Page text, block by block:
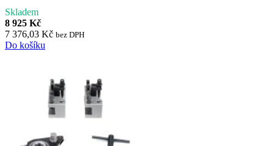
Skladem
8 925 Kč
7 376,03 Kč bez DPH
Do košíku